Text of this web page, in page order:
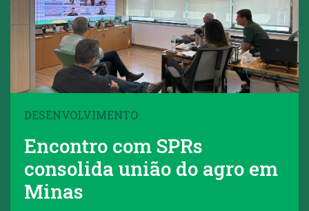
DESENVOLVIMENTO
Encontro com SPRs
consolida união do agro em
Minas